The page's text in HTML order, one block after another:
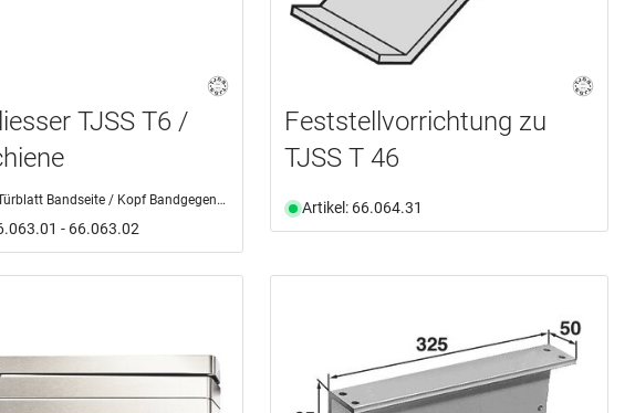
TJSS T6 /
Bandseite / Kopf Bandgegenseite
- 66.063.02
Feststellvorrichtung zu
TJSS T 46
Artikel: 66.064.31